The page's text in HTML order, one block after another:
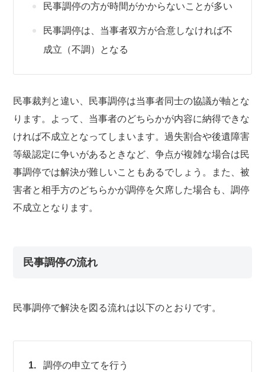
民事調停の方が時間がかからないことが多い
民事調停は、当事者双方が合意しなければ不
成立（不調）となる
民事裁判と違い、民事調停は当事者同士の協議が軸とな
ります。よって、当事者のどちらかが内容に納得できな
ければ不成立となってしまいます。過失割合や後遺障害
等級認定に争いがあるときなど、争点が複雑な場合は民
事調停では解決が難しいこともあるでしょう。また、被
害者と相手方のどちらかが調停を欠席した場合も、調停
不成立となります。
民事調停の流れ
民事調停で解決を図る流れは以下のとおりです。
調停の申立てを行う